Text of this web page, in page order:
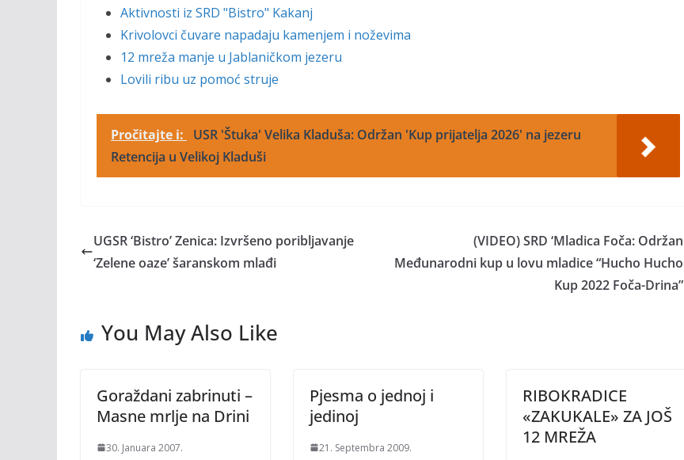
Aktivnosti iz SRD "Bistro" Kakanj
Krivolovci čuvare napadaju kamenjem i noževima
12 mreža manje u Jablaničkom jezeru
Lovili ribu uz pomoć struje
Pročitajte i:
USR 'Štuka' Velika Kladuša: Održan 'Kup prijatelja 2026' na jezeru
Retencija u Velikoj Kladuši
UGSR ‘Bistro’ Zenica: Izvršeno poribljavanje
‘Zelene oaze’ šaranskom mlađi
(VIDEO) SRD ‘Mladica Foča: Održan
Međunarodni kup u lovu mladice “Hucho Hucho
Kup 2022 Foča-Drina”
You May Also Like
Goraždani zabrinuti –
Masne mrlje na Drini
30. Januara 2007.
Pjesma o jednoj i
jedinoj
21. Septembra 2009.
RIBOKRADICE
«ZAKUKALE» ZA JOŠ
12 MREŽA